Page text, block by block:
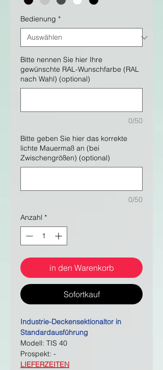
Bedienung *
Bitte nennen Sie hier Ihre
gewünschte RAL-Wunschfarbe (RAL
nach Wahl) (optional)
0/50
Bitte geben Sie hier das korrekte
lichte Mauermaß an (bei
Zwischengrößen) (optional)
0/50
Anzahl *
in den Warenkorb
Sofortkauf
Industrie-Deckensektionaltor in
Standardausführung
Modell: TIS 40
Prospekt: -
LIEFERZEITEN